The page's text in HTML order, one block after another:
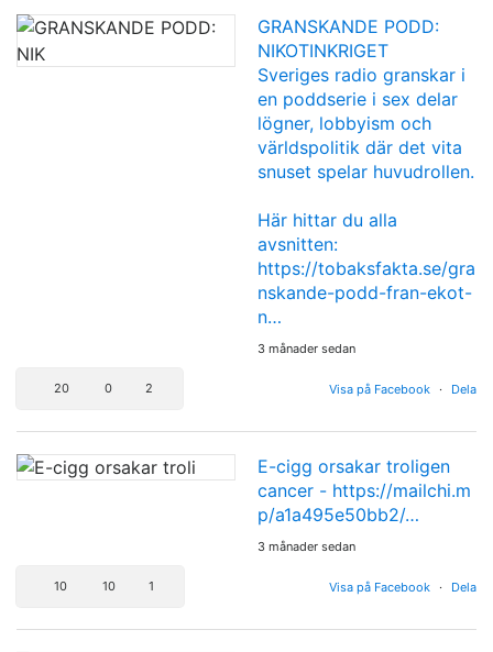
GRANSKANDE PODD:
NIKOTINKRIGET
Sveriges radio granskar i
en poddserie i sex delar
lögner, lobbyism och
världspolitik där det vita
snuset spelar huvudrollen.
Här hittar du alla
avsnitten:
https://tobaksfakta.se/gra
nskande-podd-fran-ekot-
n…
3 månader sedan
Visa på Facebook · Dela
20 0 2
E-cigg orsakar troligen
cancer - https://mailchi.m
p/a1a495e50bb2/…
3 månader sedan
Visa på Facebook · Dela
10 10 1